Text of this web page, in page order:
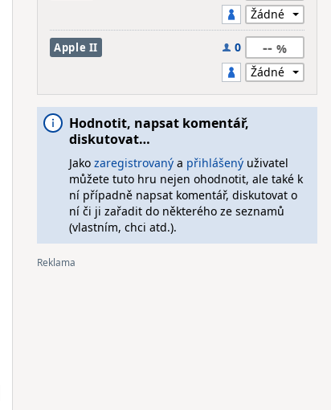
Apple II 0 --
Hodnotit, napsat komentář,
diskutovat…
Jako zaregistrovanýa přihlášenýuživatel
můžete tuto hru nejen ohodnotit, ale také k
ní případně napsat komentář, diskutovat o
ní či ji zařadit do některého ze seznamů
(vlastním, chci atd.).